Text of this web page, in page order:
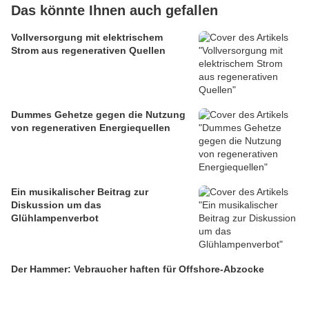
Das könnte Ihnen auch gefallen
Vollversorgung mit elektrischem
Strom aus regenerativen Quellen
Dummes Gehetze gegen die Nutzung
von regenerativen Energiequellen
Ein musikalischer Beitrag zur
Diskussion um das
Glühlampenverbot
Der Hammer: Vebraucher haften für Offshore-Abzocke